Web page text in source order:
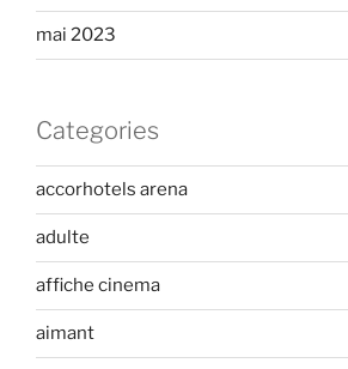
mai 2023
Categories
accorhotels arena
adulte
affiche cinema
aimant